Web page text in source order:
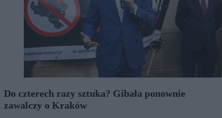
Do czterech razy sztuka? Gibała ponownie
zawalczy o Kraków